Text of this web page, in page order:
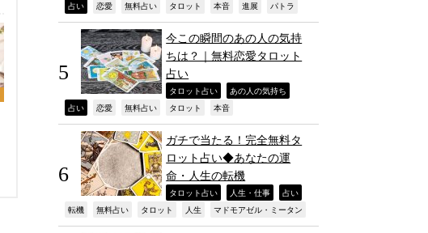
占い 恋愛 無料占い タロット 本音 進展 パトラ
今この瞬間のあの人の気持
ちは？｜無料恋愛タロット
占い
タロット占い あの人の気持ち
占い 恋愛 無料占い タロット 本音
ガチで当たる！完全無料タ
ロット占い◆あなたの運
命・人生の転機
タロット占い 人生・仕事 占い
転機 無料占い タロット 人生 マドモアゼル・ミータン